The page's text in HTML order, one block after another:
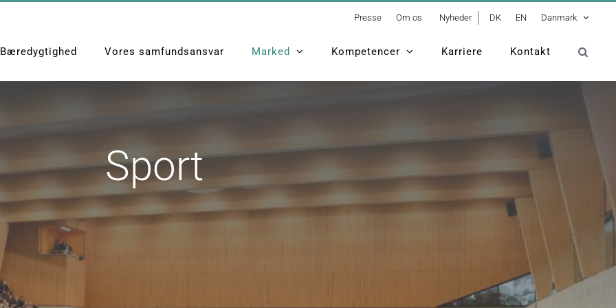
Presse Om os Nyheder DK EN Danmark
Bæredygtighed Vores samfundsansvar Marked Kompetencer Karriere Kontakt
Sport